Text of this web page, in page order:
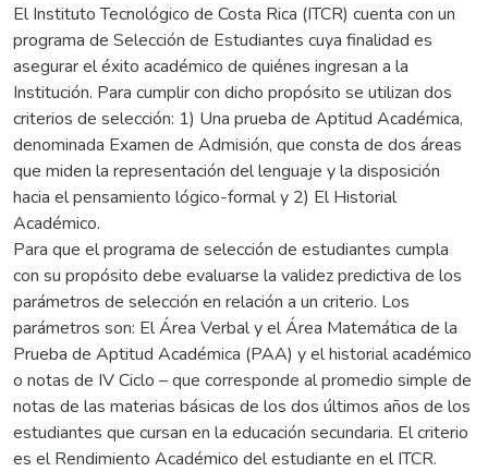
El Instituto Tecnológico de Costa Rica (ITCR) cuenta con un
programa de Selección de Estudiantes cuya finalidad es
asegurar el éxito académico de quiénes ingresan a la
Institución. Para cumplir con dicho propósito se utilizan dos
criterios de selección: 1) Una prueba de Aptitud Académica,
denominada Examen de Admisión, que consta de dos áreas
que miden la representación del lenguaje y la disposición
hacia el pensamiento lógico-formal y 2) El Historial
Académico.
Para que el programa de selección de estudiantes cumpla
con su propósito debe evaluarse la validez predictiva de los
parámetros de selección en relación a un criterio. Los
parámetros son: El Área Verbal y el Área Matemática de la
Prueba de Aptitud Académica (PAA) y el historial académico
o notas de IV Ciclo – que corresponde al promedio simple de
notas de las materias básicas de los dos últimos años de los
estudiantes que cursan en la educación secundaria. El criterio
es el Rendimiento Académico del estudiante en el ITCR.